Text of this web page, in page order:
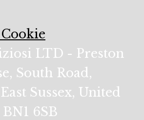
LTD - Preston
South Road,
Sussex, United
6SB